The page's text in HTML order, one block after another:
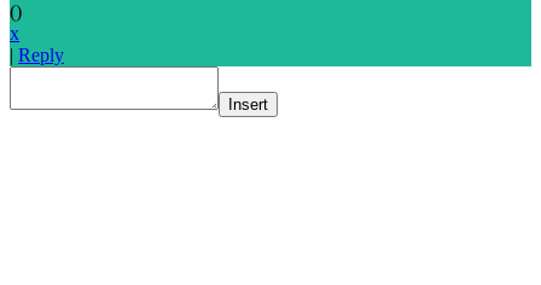
()
x
| Reply
Insert